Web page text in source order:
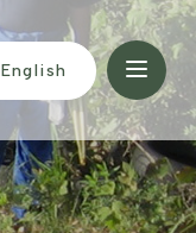
English